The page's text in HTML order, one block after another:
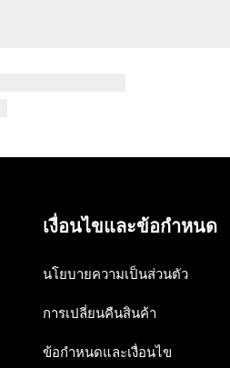
เงื่อนไขและข้อกำหนด
นโยบายความเป็นส่วนตัว
การเปลี่ยนคืนสินค้า
ข้อกำหนดและเงื่อนไข